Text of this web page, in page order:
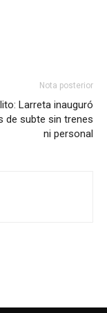
Nota posterior
Larreta inauguró
de subte sin trenes
ni personal